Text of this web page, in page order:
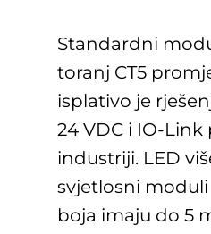
Standardni
toranj CT5
isplativo je
24 VDC i IO-
industriji. LED
svjetlosni
boja imaju do 5